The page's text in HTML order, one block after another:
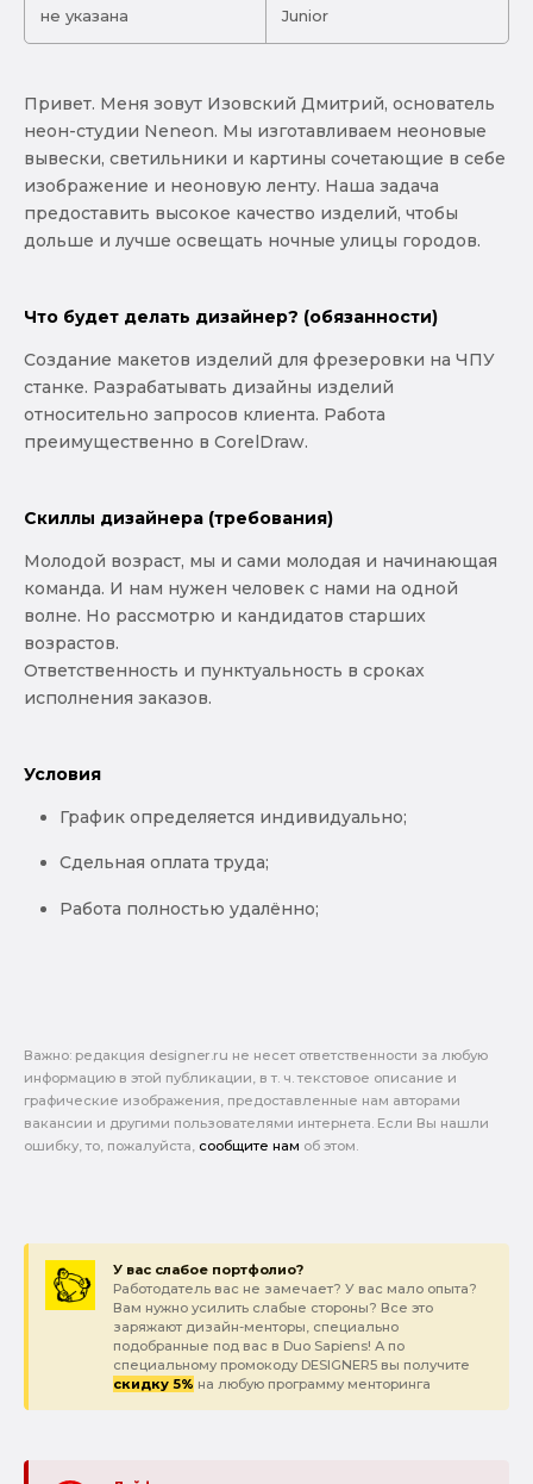
не указана Junior
Привет. Меня зовут Изовский Дмитрий, основатель
неон-студии Neneon. Мы изготавливаем неоновые
вывески, светильники и картины сочетающие в себе
изображение и неоновую ленту. Наша задача
предоставить высокое качество изделий, чтобы
дольше и лучше освещать ночные улицы городов.
Что будет делать дизайнер? (обязанности)
Создание макетов изделий для фрезеровки на ЧПУ
станке. Разрабатывать дизайны изделий
относительно запросов клиента. Работа
преимущественно в CorelDraw.
Скиллы дизайнера (требования)
Молодой возраст, мы и сами молодая и начинающая
команда. И нам нужен человек с нами на одной
волне. Но рассмотрю и кандидатов старших
возрастов.
Ответственность и пунктуальность в сроках
исполнения заказов.
Условия
График определяется индивидуально;
Сдельная оплата труда;
Работа полностью удалённо;
Важно: pедакция designer.ru не несет ответственности за любую
информацию в этой публикации, в т. ч. текстовое описание и
графические изображения, предоставленные нам авторами
вакансии и другими пользователями интернета. Если Вы нашли
ошибку, то, пожалуйста, сообщите нам об этом.
У вас слабое портфолио?
Работодатель вас не замечает? У вас мало опыта?
Вам нужно усилить слабые стороны? Все это
заряжают дизайн-менторы, специально
подобранные под вас в Duo Sapiens! А по
специальному промокоду DESIGNER5 вы получите
скидку 5% на любую программу менторинга